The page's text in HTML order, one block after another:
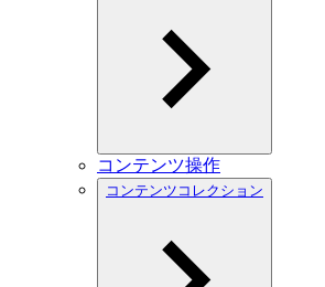
コンテンツ操作
コンテンツコレクション